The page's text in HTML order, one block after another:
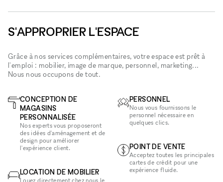
S'APPROPRIER L'ESPACE
Grâce à nos services complémentaires, votre espace est prêt à
l'emploi : mobilier, image de marque, personnel, marketing...
Nous nous occupons de tout.
CONCEPTION DE
MAGASINS
PERSONNALISÉE
Nos experts vous proposeront
des idées d'aménagement et de
design pour améliorer
l'expérience client.
LOCATION DE MOBILIER
Louez directement chez nous le
PERSONNEL
Nous vous fournissons le
personnel nécessaire en
quelques clics.
POINT DE VENTE
Acceptez toutes les principales
cartes de crédit pour une
expérience fluide.